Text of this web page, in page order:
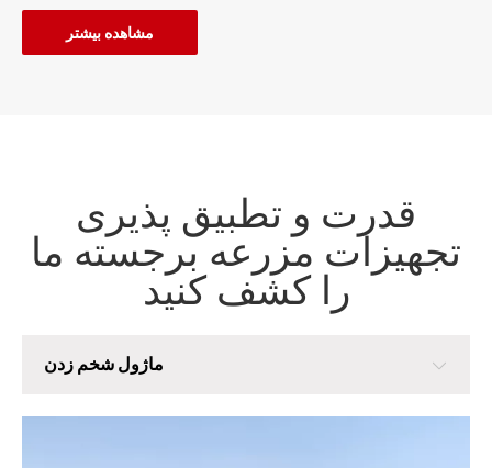
مشاهده بیشتر
قدرت و تطبیق پذیری
تجهیزات مزرعه برجسته ما
را کشف کنید
ماژول شخم زدن
ماژول شخم زدن